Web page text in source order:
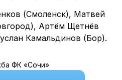
(Смоленск), Матвей
Артём Щетнёв
Камальдинов (Бор).
ФК «Сочи»